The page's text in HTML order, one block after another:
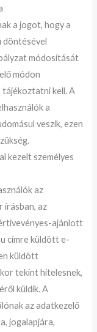
a jogot, hogy a
döntésével
módosítását
módon
tájékoztatni kell. A
a
veszik, ezen
kezelt személyes
az
írásban, az
ajánlott
címre küldött e-
küldött
tekint hitelesnek,
küldik. A
az adatkezelő
jogalapjára,